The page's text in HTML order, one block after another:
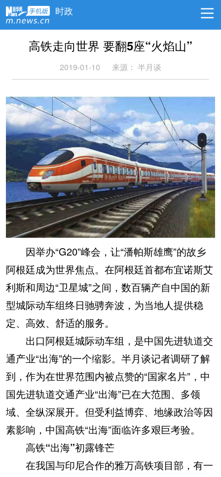
时政
高铁走向世界 要翻5座“火焰山”
2019-01-10 来源： 半月谈
因举办“G20”峰会，让“潘帕斯雄鹰”的故乡
阿根廷成为世界焦点。在阿根廷首都布宜诺斯艾
利斯和周边“卫星城”之间，数百辆产自中国的新
型城际动车组终日驰骋奔波，为当地人提供稳
定、高效、舒适的服务。
出口阿根廷城际动车组，是中国先进轨道交
通产业“出海”的一个缩影。半月谈记者调研了解
到，作为在世界范围内被点赞的“国家名片”，中
国先进轨道交通产业“出海”已在大范围、多领
域、全纵深展开。但受利益博弈、地缘政治等因
素影响，中国高铁“出海”面临许多艰巨考验。
高铁“出海”初露锋芒
在我国与印尼合作的雅万高铁项目部，有一